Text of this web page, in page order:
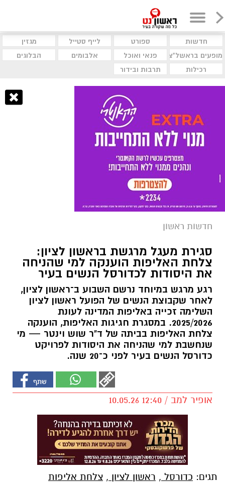
חדשות ספורט לייף סטייל
מגזין
מופעים בראשל"צ
פנאי ואוכל אלבומים
הבלוגים
רכילות
תרבות ובידור
חדשות ראשון
סגירת מעגל מרגשת בראשון לציון:
צלחת האליפות הוענקה למי שהניחה
את היסודות לכדורסל הנשים בעיר
רגע מרגש במיוחד נרשם השבוע ב־ראשון לציון,
לאחר שקבוצת הנשים של הפועל ראשון לציון
השלימה זכייה באליפות המדינה לעונת
2025/2026. במסגרת חגיגות האליפות, הוענקה
צלחת האליפות בביתה של ד"ר שוש וינטר — מי
שנחשבת למי שהניחה את היסודות לפרויקט
כדורסל הנשים בעיר לפני כ־20 שנה.
אופיר למב / 12:40 10.05.26
תגים: כדורסל , ראשון לציון , צלחת אליפות